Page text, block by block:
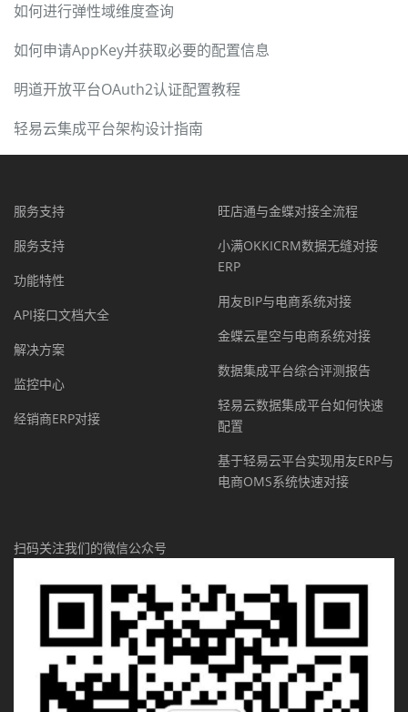
如何进行弹性域维度查询
如何申请AppKey并获取必要的配置信息
明道开放平台OAuth2认证配置教程
轻易云集成平台架构设计指南
服务支持
服务支持
功能特性
API接口文档大全
解决方案
监控中心
经销商ERP对接
旺店通与金蝶对接全流程
小满OKKICRM数据无缝对接
ERP
用友BIP与电商系统对接
金蝶云星空与电商系统对接
数据集成平台综合评测报告
轻易云数据集成平台如何快速
配置
基于轻易云平台实现用友ERP与
电商OMS系统快速对接
扫码关注我们的微信公众号